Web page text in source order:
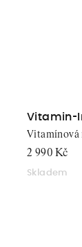
Vitamin-
2 990 Kč
Skladem
Vitamínová